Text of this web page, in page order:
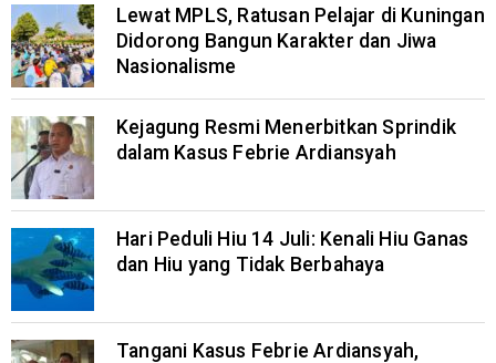
Lewat MPLS, Ratusan Pelajar di Kuningan
Didorong Bangun Karakter dan Jiwa
Nasionalisme
Kejagung Resmi Menerbitkan Sprindik
dalam Kasus Febrie Ardiansyah
Hari Peduli Hiu 14 Juli: Kenali Hiu Ganas
dan Hiu yang Tidak Berbahaya
Tangani Kasus Febrie Ardiansyah,